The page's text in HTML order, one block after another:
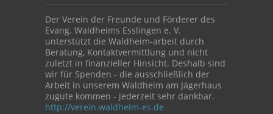
Der Verein der Freunde und Förderer des
Evang. Waldheims Esslingen e. V.
unterstützt die Waldheim-arbeit durch
Beratung, Kontaktvermittlung und nicht
zuletzt in finanzieller Hinsicht. Deshalb sind
wir für Spenden - die ausschließlich der
Arbeit in unserem Waldheim am Jägerhaus
zugute kommen - jederzeit sehr dankbar.
http://verein.waldheim-es.de